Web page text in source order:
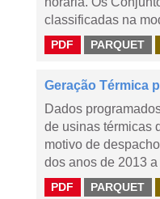
classificadas na
PDF PARQUET
Geração Térmica
Dados
de usinas térmicas
motivo de
dos anos de 2013
PDF PARQUET